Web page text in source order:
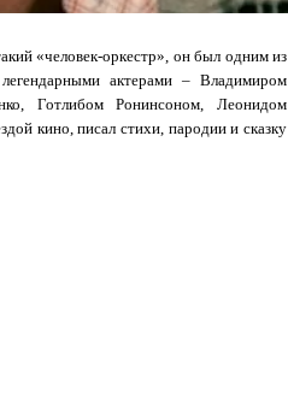
«человек-оркестр», он был одним из
актерами – Владимиром
Готлибом Ронинсоном, Леонидом
кино, писал стихи, пародии и сказку